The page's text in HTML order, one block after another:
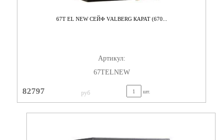
67T EL NEW СЕЙФ VALBERG КАРАТ (670...
Артикул:
67TELNEW
82797 руб шт.